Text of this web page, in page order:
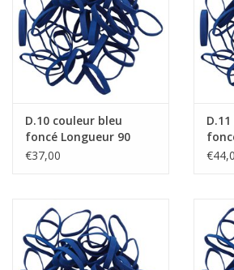
D.10 couleur bleu
foncé Longueur 90
mm, Largeur 6 mm
€37,00
mm,